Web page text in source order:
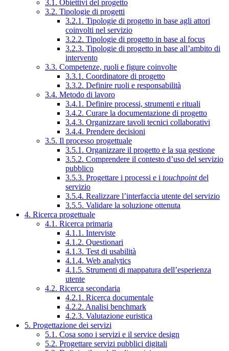
3.1. Obiettivi del progetto
3.2. Tipologie di progetti
3.2.1. Tipologie di progetto in base agli attori
coinvolti nel servizio
3.2.2. Tipologie di progetto in base al focus
3.2.3. Tipologie di progetto in base all’ambito di
intervento
3.3. Competenze, ruoli e figure coinvolte
3.3.1. Coordinatore di progetto
3.3.2. Definire ruoli e responsabilità
3.4. Metodo di lavoro
3.4.1. Definire processi, strumenti e rituali
3.4.2. Curare la documentazione di progetto
3.4.3. Organizzare tavoli tecnici collaborativi
3.4.4. Prendere decisioni
3.5. Il processo progettuale
3.5.1. Organizzare il progetto e la sua gestione
3.5.2. Comprendere il contesto d’uso del servizio
pubblico
3.5.3. Progettare i processi e i touchpointdel
servizio
3.5.4. Realizzare l’interfaccia utente del servizio
3.5.5. Validare la soluzione ottenuta
4. Ricerca progettuale
4.1. Ricerca primaria
4.1.1. Interviste
4.1.2. Questionari
4.1.3. Test di usabilità
4.1.4. Web analytics
4.1.5. Strumenti di mappatura dell’esperienza
utente
4.2. Ricerca secondaria
4.2.1. Ricerca documentale
4.2.2. Analisi benchmark
4.2.3. Valutazione euristica
5. Progettazione dei servizi
5.1. Cosa sono i servizi e il service design
5.2. Progettare servizi pubblici digitali